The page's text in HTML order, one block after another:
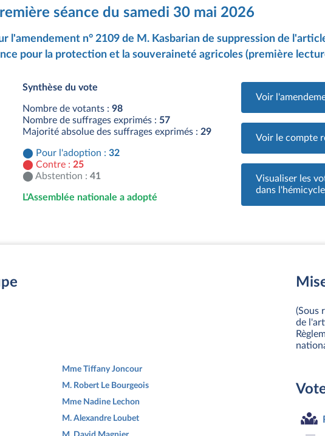
séance du samedi 30 mai 2026
l'amendement n° 2109 de M. Kasbarian de suppression de
pour la protection et la souveraineté agricoles (première
Synthèse du vote
Nombre de votants : 98
Nombre de suffrages exprimés : 57
Majorité absolue des suffrages exprimés : 29
Pour l'adoption : 32
Contre : 25
Abstention : 41
L'Assemblée nationale a adopté
Voir
Voir le compte
Visualiser les
dans l'hémicycle
Mme Tiffany Joncour
M. Robert Le Bourgeois
Mme Nadine Lechon
M. Alexandre Loubet
(Sous
de